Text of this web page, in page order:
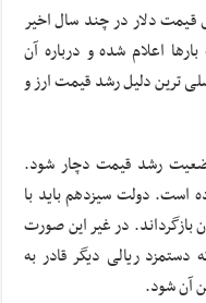
قیمت دلار در چند سال اخیر
اعلام شده و درباره آن
ترین دلیل رشد قیمت ارز و
رشد قیمت دچار شود.
است. دولت سیزدهم باید با
بازگرداند. در غیر این صورت
ریالی دیگر قادر به
آن شود.